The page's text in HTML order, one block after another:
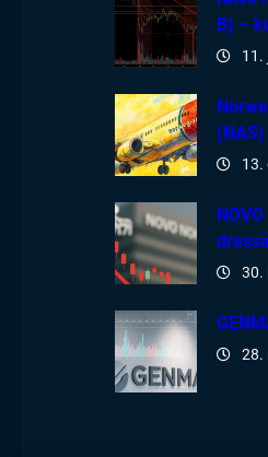
B) –
11.
(NAS)
13.
30.
28.